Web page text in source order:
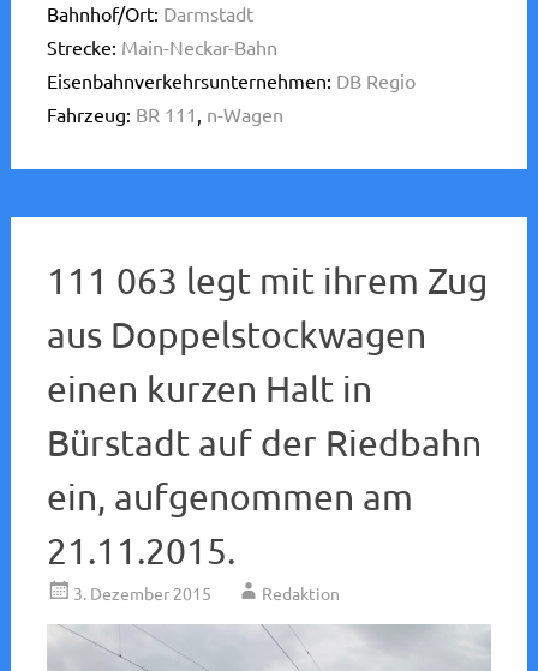
Bahnhof/Ort: Darmstadt
Strecke: Main-Neckar-Bahn
Eisenbahnverkehrsunternehmen: DB Regio
Fahrzeug: BR 111 , n-Wagen
111 063 legt mit ihrem Zug
aus Doppelstockwagen
einen kurzen Halt in
Bürstadt auf der Riedbahn
ein, aufgenommen am
21.11.2015.
3. Dezember 2015 Redaktion